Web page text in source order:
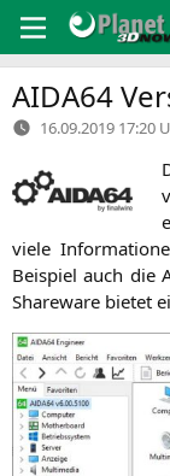
Inhalt
springen
AIDA64
16.09.2019 17:20
vie­le
Bei­spiel auch die
Share­ware bie­tet